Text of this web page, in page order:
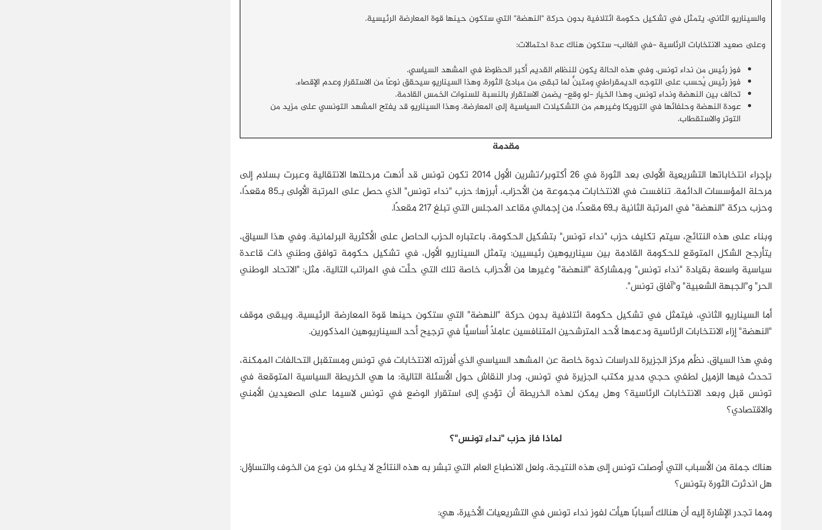
والسيناريو الثاني، يتمثل في تشكيل حكومة ائتلافية بدون حركة "النهضة" التي ستكون حينها قوة المعارضة الرئيسية.
وعلى صعيد الانتخابات الرئاسية -في الغالب- ستكون هناك عدة احتمالات:
فوز رئيس من نداء تونس، وفي هذه الحالة يكون للنظام القديم أكبر الحظوظ في المشهد السياسي.
فوز رئيس يُحسب على التوجه الديمقراطي ومتبنٍّ لما تبقى من مبادئ الثورة، وهذا السيناريو سيحقق نوعًا من الاستقرار وعدم الإقصاء.
تحالف بين النهضة ونداء تونس، وهذا الخيار -لو وقع- يضمن الاستقرار بالنسبة للسنوات الخمس القادمة.
عودة النهضة وحلفائها في الترويكا وغيرهم من التشكيلات السياسية إلى المعارضة، وهذا السيناريو قد يفتح المشهد التونسي على مزيد من
التوتر والاستقطاب.
مقدمة
بإجراء انتخاباتها التشريعية الأولى بعد الثورة في 26 أكتوبر/تشرين الأول 2014 تكون تونس قد أنهت مرحلتها الانتقالية وعبرت بسلام إلى
مرحلة المؤسسات الدائمة. تنافست في الانتخابات مجموعة من الأحزاب، أبرزها: حزب "نداء تونس" الذي حصل على المرتبة الأولى بـ85 مقعدًا،
وحزب حركة "النهضة" في المرتبة الثانية بـ69 مقعدًا، من إجمالي مقاعد المجلس التي تبلغ 217 مقعدًا.
وبناء على هذه النتائج، سيتم تكليف حزب "نداء تونس" بتشكيل الحكومة، باعتباره الحزب الحاصل على الأكثرية البرلمانية. وفي هذا السياق،
يتأرجح الشكل المتوقع للحكومة القادمة بين سيناريوهين رئيسيين: يتمثل السيناريو الأول، في تشكيل حكومة توافق وطني ذات قاعدة
سياسية واسعة بقيادة "نداء تونس" وبمشاركة "النهضة" وغيرها من الأحزاب خاصة تلك التي حلَّت في المراتب التالية، مثل: "الاتحاد الوطني
الحر" و"الجبهة الشعبية" و"آفاق تونس".
أما السيناريو الثاني، فيتمثل في تشكيل حكومة ائتلافية بدون حركة "النهضة" التي ستكون حينها قوة المعارضة الرئيسية. ويبقى موقف
"النهضة" إزاء الانتخابات الرئاسية ودعمها لأحد المترشحين المتنافسين عاملاً أساسيًّا في ترجيح أحد السيناريوهين المذكورين.
وفي هذا السياق، نظَّم مركز الجزيرة للدراسات ندوة خاصة عن المشهد السياسي الذي أفرزته الانتخابات في تونس ومستقبل التحالفات الممكنة،
تحدث فيها الزميل لطفي حجي مدير مكتب الجزيرة في تونس، ودار النقاش حول الأسئلة التالية: ما هي الخريطة السياسية المتوقعة في
تونس قبل وبعد الانتخابات الرئاسية؟ وهل يمكن لهذه الخريطة أن تؤدي إلى استقرار الوضع في تونس لاسيما على الصعيدين الأمني
والاقتصادي؟
لماذا فاز حزب "نداء تونس"؟
هناك جملة من الأسباب التي أوصلت تونس إلى هذه النتيجة، ولعل الانطباع العام التي تبشر به هذه النتائج لا يخلو من نوع من الخوف والتساؤل:
هل اندثرت الثورة بتونس؟
ومما تجدر الإشارة إليه أن هنالك أسبابًا هيأت لفوز نداء تونس في التشريعيات الأخيرة، هي: